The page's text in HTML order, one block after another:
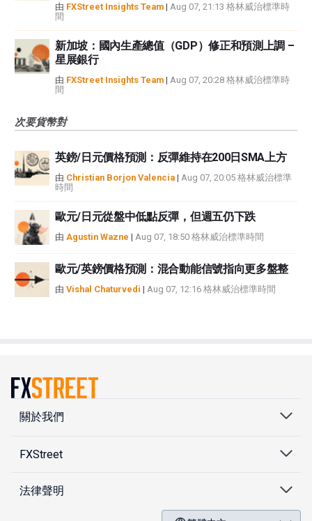
由 FXStreet Insights Team | Aug 07, 21:13 格林威治標準時
間
新加坡：國內生產總值（GDP）修正和預測上調 –
星展銀行
由 FXStreet Insights Team | Aug 07, 20:28 格林威治標準時
間
次要貨幣對
英鎊/日元價格預測：反彈維持在200日SMA上方
由 Christian Borjon Valencia | Aug 07, 20:05 格林威治標準
時間
歐元/日元從盤中低點反彈，但週五仍下跌
由 Agustin Wazne | Aug 07, 18:50 格林威治標準時間
歐元/英鎊價格預測：混合動能信號指向更多盤整
由 Vishal Chaturvedi | Aug 07, 12:16 格林威治標準時間
關於我們
FXStreet
法律聲明